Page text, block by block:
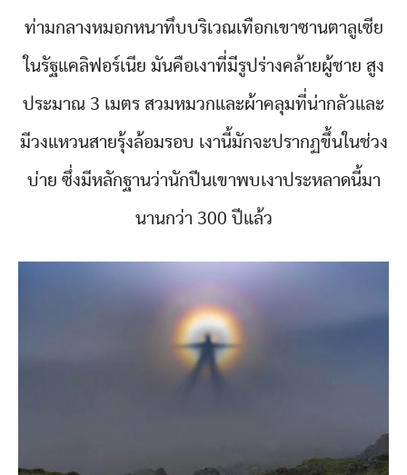
ท่ามกลางหมอกหนาทึบบริเวณเทือกเขาซานตาลูเซีย
ในรัฐแคลิฟอร์เนีย มันคือเงาที่มีรูปร่างคล้ายผู้ชาย สูง
ประมาณ 3 เมตร สวมหมวกและผ้าคลุมที่น่ากลัวและ
มีวงแหวนสายรุ้งล้อมรอบ เงานี้มักจะปรากฏขึ้นในช่วง
บ่าย ซึ่งมีหลักฐานว่านักปีนเขาพบเงาประหลาดนี้มา
นานกว่า 300 ปีแล้ว